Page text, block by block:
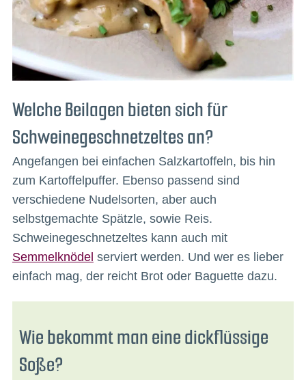
Welche Beilagen bieten sich für
Schweinegeschnetzeltes an?
Angefangen bei einfachen Salzkartoffeln, bis hin
zum Kartoffelpuffer. Ebenso passend sind
verschiedene Nudelsorten, aber auch
selbstgemachte Spätzle, sowie Reis.
Schweinegeschnetzeltes kann auch mit
Semmelknödel serviert werden. Und wer es lieber
einfach mag, der reicht Brot oder Baguette dazu.
Wie bekommt man eine dickflüssige
Soße?